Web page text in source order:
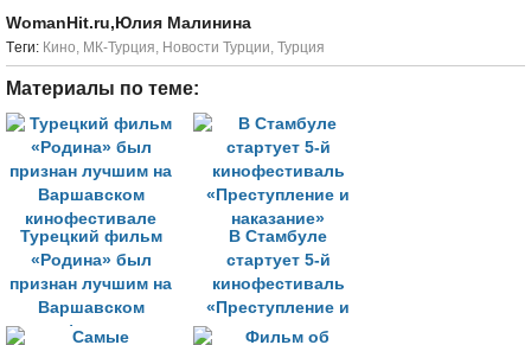
WomanHit.ru,Юлия Малинина
Tеги: Кино МК-Турция Новости Турции Турция
Материалы по теме:
Турецкий фильм
«Родина» был
признан лучшим на
Варшавском
кинофестивале
В Стамбуле
стартует 5-й
кинофестиваль
«Преступление и
наказание»